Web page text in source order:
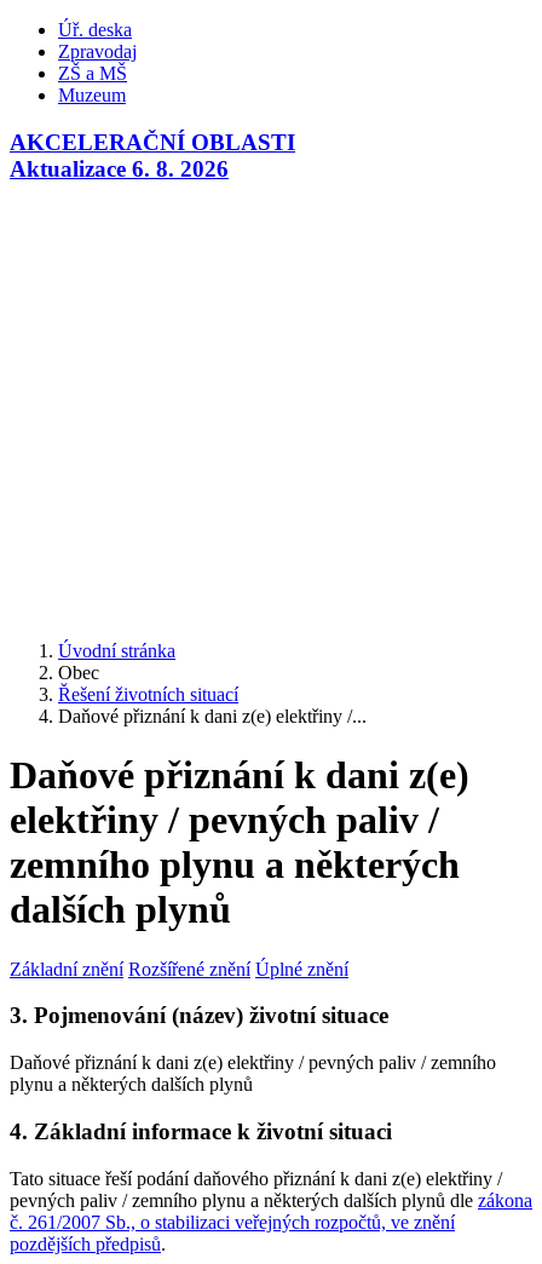
Úř. deska
Zpravodaj
ZŠ a MŠ
Muzeum
AKCELERAČNÍ OBLASTI
Aktualizace 6. 8. 2026
Úvodní stránka
Obec
Řešení životních situací
Daňové přiznání k dani z(e) elektřiny /...
Daňové přiznání k dani z(e)
elektřiny / pevných paliv /
zemního plynu a některých
dalších plynů
Základní znění Rozšířené znění Úplné znění
3. Pojmenování (název) životní situace
Daňové přiznání k dani z(e) elektřiny / pevných paliv / zemního
plynu a některých dalších plynů
4. Základní informace k životní situaci
Tato situace řeší podání daňového přiznání k dani z(e) elektřiny /
pevných paliv / zemního plynu a některých dalších plynů dle zákona
č. 261/2007 Sb., o stabilizaci veřejných rozpočtů, ve znění
pozdějších předpisů.